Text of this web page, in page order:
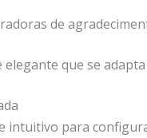
de
que se
intuitivo para